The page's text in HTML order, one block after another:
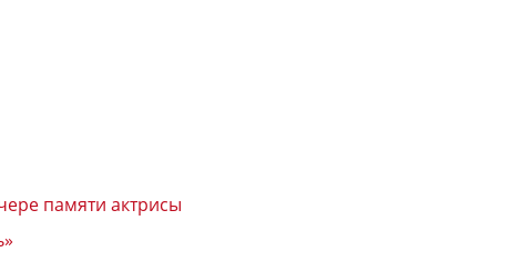
памяти актрисы